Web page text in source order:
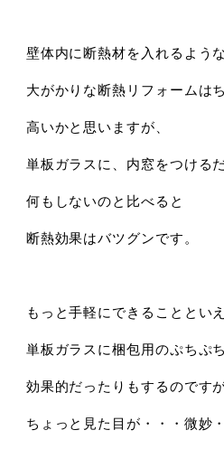
壁体内に断熱材を入れるような
大がかりな断熱リフォームは
高いかと思いますが、
単板ガラスに、内窓をつける
何もしないのと比べると
断熱効果はバツグンです。
もっと手軽にできることといえ
単板ガラスに梱包用のぷちぷ
効果的だったりもするのですが
ちょっと見た目が・・・微妙